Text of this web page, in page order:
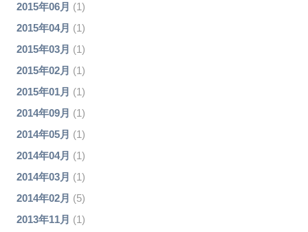
2015年06月 (1)
2015年04月 (1)
2015年03月 (1)
2015年02月 (1)
2015年01月 (1)
2014年09月 (1)
2014年05月 (1)
2014年04月 (1)
2014年03月 (1)
2014年02月 (5)
2013年11月 (1)